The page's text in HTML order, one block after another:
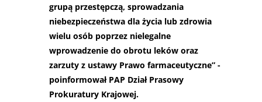
grupą przestępczą, sprowadzania
niebezpieczeństwa dla życia lub zdrowia
wielu osób poprzez nielegalne
wprowadzenie do obrotu leków oraz
zarzuty z ustawy Prawo farmaceutyczne” -
poinformował PAP Dział Prasowy
Prokuratury Krajowej.